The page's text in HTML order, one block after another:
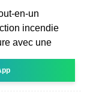
en-un
incendie
avec une